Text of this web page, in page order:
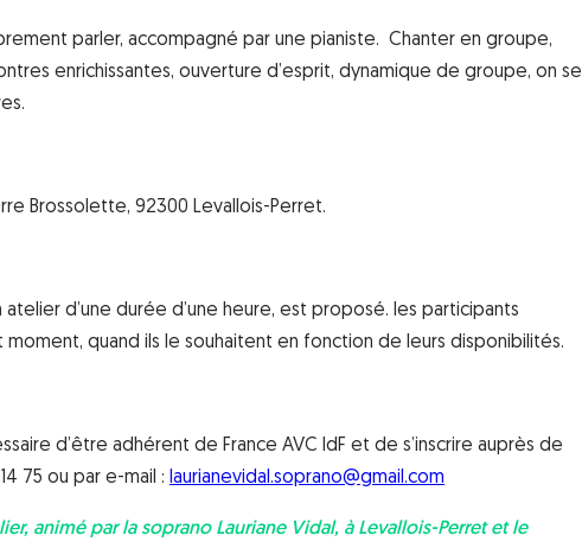
parler, accompagné par une pianiste. Chanter en groupe,
enrichissantes, ouverture d’esprit, dynamique de groupe, on se
Brossolette, 92300 Levallois-Perret.
d’une durée d’une heure, est proposé. les participants
moment, quand ils le souhaitent en fonction de leurs disponibilités.
d’être adhérent de France AVC IdF et de s’inscrire auprès de
75 ou par e-mail : laurianevidal.soprano@gmail.com
animé par la soprano Lauriane Vidal, à Levallois-Perret et le